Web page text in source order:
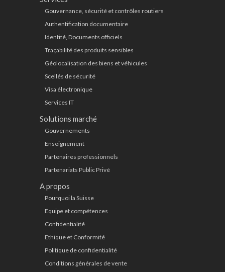
Gouvernance, sécurité et contrôles routiers
Authentification documentaire
Identité, Documents officiels
Traçabilité des produits sensibles
Géolocalisation des biens et véhicules
Scellés de sécurité
Visa électronique
Services IT
Solutions marché
Gouvernements
Enseignement
Partenaires professionnels
Partenariats Public Privé
A propos
Pourquoi la Suisse
Equipe et compétences
Confidentialité
Ethique et Conformité
Politique de confidentialité
Conditions générales de vente